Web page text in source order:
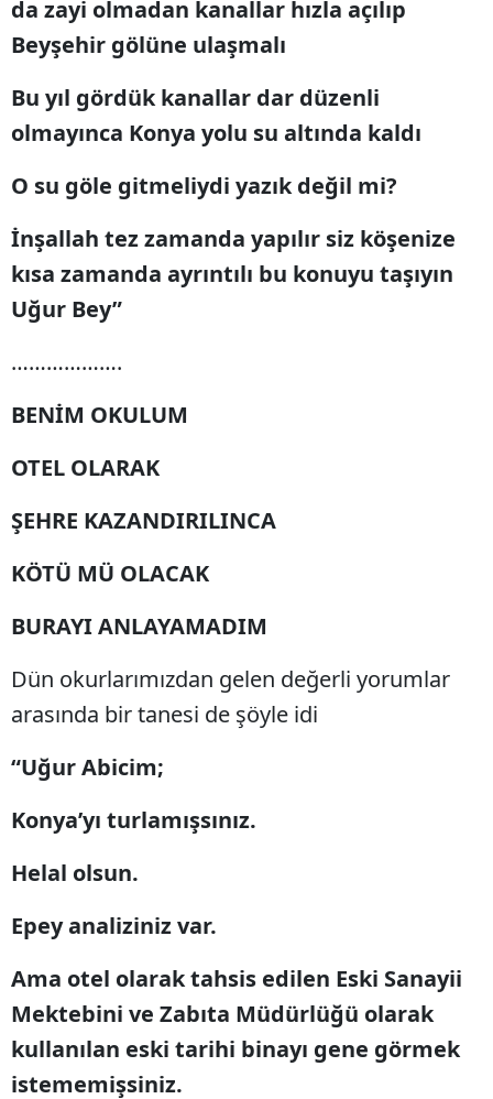
da zayi olmadan kanallar hızla açılıp
Beyşehir gölüne ulaşmalı
Bu yıl gördük kanallar dar düzenli
olmayınca Konya yolu su altında kaldı
O su göle gitmeliydi yazık değil mi?
İnşallah tez zamanda yapılır siz köşenize
kısa zamanda ayrıntılı bu konuyu taşıyın
Uğur Bey”
……………….
BENİM OKULUM
OTEL OLARAK
ŞEHRE KAZANDIRILINCA
KÖTÜ MÜ OLACAK
BURAYI ANLAYAMADIM
Dün okurlarımızdan gelen değerli yorumlar
arasında bir tanesi de şöyle idi
“Uğur Abicim;
Konya’yı turlamışsınız.
Helal olsun.
Epey analiziniz var.
Ama otel olarak tahsis edilen Eski Sanayii
Mektebini ve Zabıta Müdürlüğü olarak
kullanılan eski tarihi binayı gene görmek
istememişsiniz.